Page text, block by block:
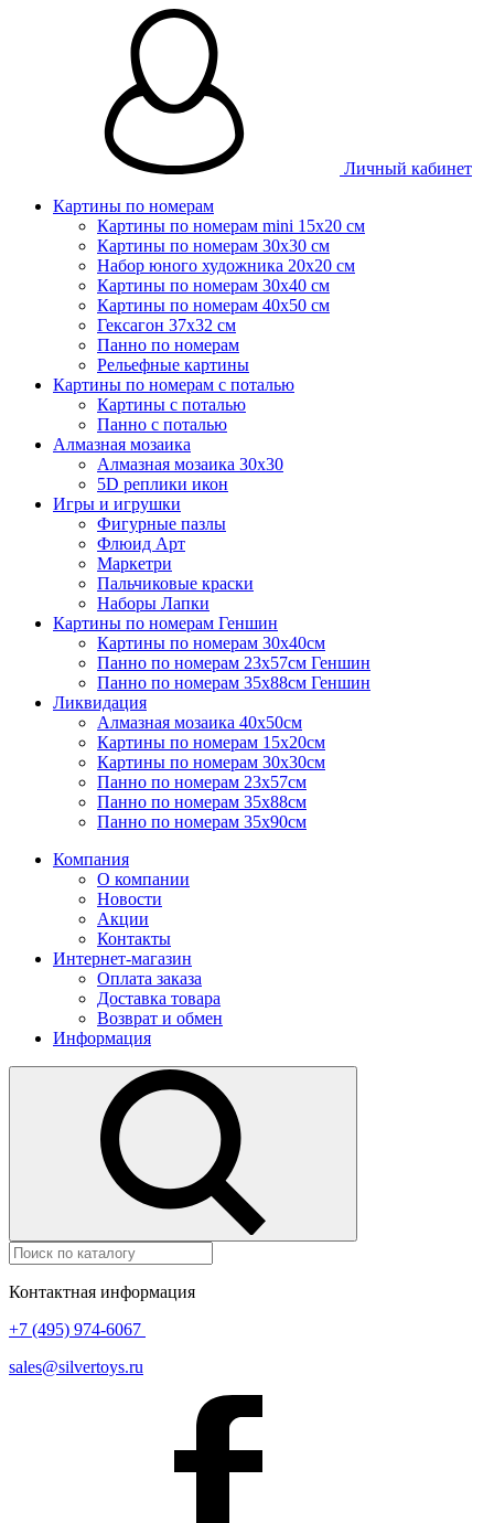
Личный кабинет
Картины по номерам
Картины по номерам mini 15х20 см
Картины по номерам 30x30 см
Набор юного художника 20х20 см
Картины по номерам 30х40 см
Картины по номерам 40х50 см
Гексагон 37х32 см
Панно по номерам
Рельефные картины
Картины по номерам с поталью
Картины с поталью
Панно с поталью
Алмазная мозаика
Алмазная мозаика 30х30
5D реплики икон
Игры и игрушки
Фигурные пазлы
Флюид Арт
Маркетри
Пальчиковые краски
Наборы Лапки
Картины по номерам Геншин
Картины по номерам 30х40см
Панно по номерам 23х57см Геншин
Панно по номерам 35х88см Геншин
Ликвидация
Алмазная мозаика 40х50см
Картины по номерам 15х20см
Картины по номерам 30х30см
Панно по номерам 23х57см
Панно по номерам 35х88см
Панно по номерам 35х90см
Компания
О компании
Новости
Акции
Контакты
Интернет-магазин
Оплата заказа
Доставка товара
Возврат и обмен
Информация
Контактная информация
+7 (495) 974-6067
sales@silvertoys.ru